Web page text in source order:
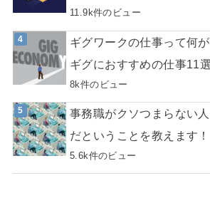
11.9k件のビュー
ギグワークの仕事って何
ギグにおすすめの仕事11選
8k件のビュー
事務職がクソつまらない
だということを教えます！
5.6k件のビュー